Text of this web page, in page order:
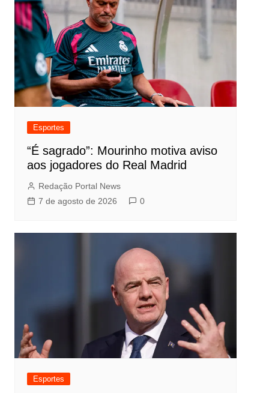
Esportes
“É sagrado”: Mourinho motiva aviso
aos jogadores do Real Madrid
Redação Portal News
7 de agosto de 2026
0
Esportes